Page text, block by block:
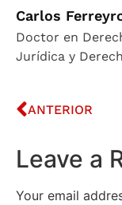
Carlos
Doctor en
Jurídica y
ANTERIOR
Leave a
Your email